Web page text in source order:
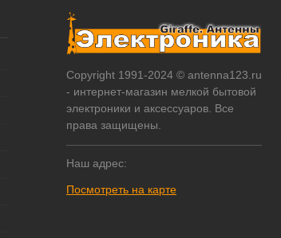
Copyright 1991-2024 © antenna123.ru
- интернет-магазин мелкой бытовой
электроники и аксессуаров. Все
права защищены.
Наш адрес:
Посмотреть на карте